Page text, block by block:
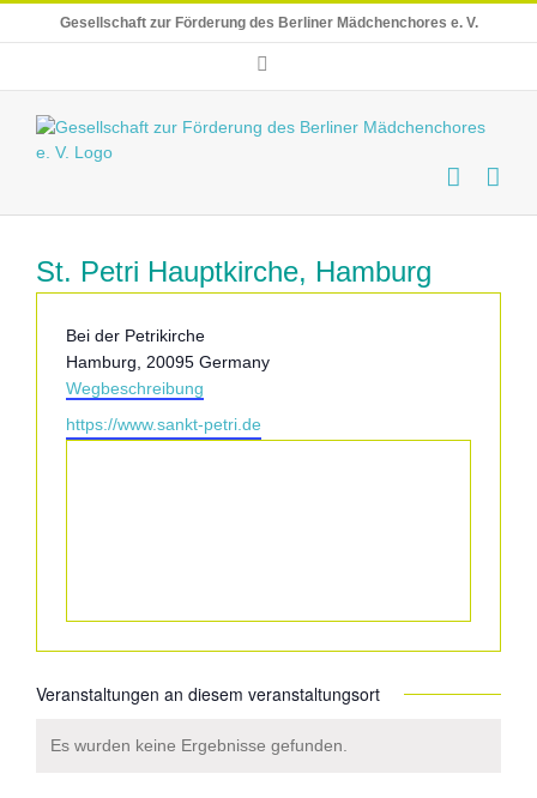
Gesellschaft zur Förderung des Berliner Mädchenchores e. V.
St. Petri Hauptkirche, Hamburg
Adresse
Bei der Petrikirche
Hamburg, 20095 Germany
Wegbeschreibung
Webseite
https://www.sankt-petri.de
Veranstaltungen an diesem veranstaltungsort
Hinweis
Es wurden keine Ergebnisse gefunden.